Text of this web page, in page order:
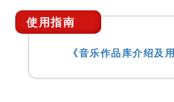
使用指南
《音乐作品库介绍及